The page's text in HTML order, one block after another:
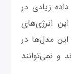
زیادی در
انرژی‌های
این مدل‌ها در
و نمی‌توانند